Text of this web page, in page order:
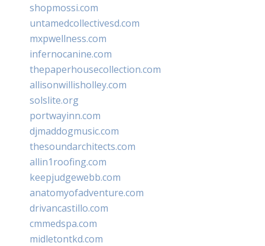
shopmossi.com
untamedcollectivesd.com
mxpwellness.com
infernocanine.com
thepaperhousecollection.com
allisonwillisholley.com
solslite.org
portwayinn.com
djmaddogmusic.com
thesoundarchitects.com
allin1roofing.com
keepjudgewebb.com
anatomyofadventure.com
drivancastillo.com
cmmedspa.com
midletontkd.com